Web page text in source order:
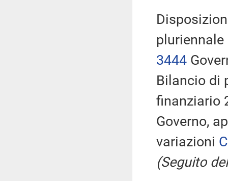
3444
Bilancio di
finanziario
Governo,
variazioni
(Seguito